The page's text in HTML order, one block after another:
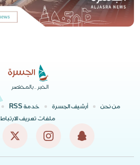
الخبر .. بالمختصر
من نحن أرشيف الجسرة خدمة RSS
ملفات تعريف الارتباط